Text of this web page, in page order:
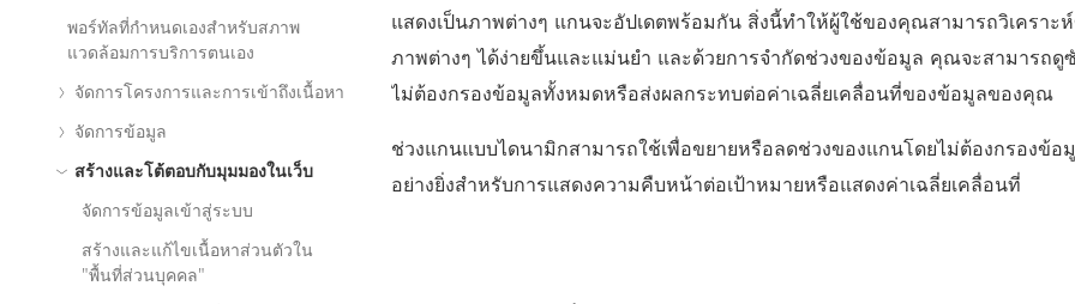
พอร์ทัลที่กำหนดเองสำหรับสภาพ
แวดล้อมการบริการตนเอง
จัดการโครงการและการเข้าถึงเนื้อหา
จัดการข้อมูล
สร้างและโต้ตอบกับมุมมองในเว็บ
จัดการข้อมูลเข้าสู่ระบบ
สร้างและแก้ไขเนื้อหาส่วนตัวใน
"พื้นที่ส่วนบุคคล"
แสดงเป็นภาพต่างๆ แกนจะอัปเดตพร้อมกัน สิ่งนี้ทำให้ผู้ใช้ของคุณสามารถวิเคราะ
ภาพต่างๆ ได้ง่ายขึ้นและแม่นยำ และด้วยการจำกัดช่วงของข้อมูล คุณจะสามารถดู
ไม่ต้องกรองข้อมูลทั้งหมดหรือส่งผลกระทบต่อค่าเฉลี่ยเคลื่อนที่ของข้อมูลของคุณ
ช่วงแกนแบบไดนามิกสามารถใช้เพื่อขยายหรือลดช่วงของแกนโดยไม่ต้องกรองข้อ
อย่างยิ่งสำหรับการแสดงความคืบหน้าต่อเป้าหมายหรือแสดงค่าเฉลี่ยเคลื่อนที่